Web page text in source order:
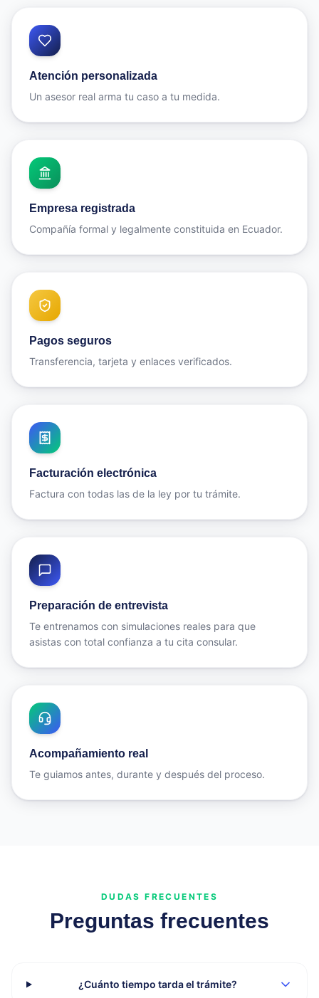
Atención personalizada
Un asesor real arma tu caso a tu medida.
Empresa registrada
Compañía formal y legalmente constituida en Ecuador.
Pagos seguros
Transferencia, tarjeta y enlaces verificados.
Facturación electrónica
Factura con todas las de la ley por tu trámite.
Preparación de entrevista
Te entrenamos con simulaciones reales para que
asistas con total confianza a tu cita consular.
Acompañamiento real
Te guiamos antes, durante y después del proceso.
DUDAS FRECUENTES
Preguntas frecuentes
¿Cuánto tiempo tarda el trámite?